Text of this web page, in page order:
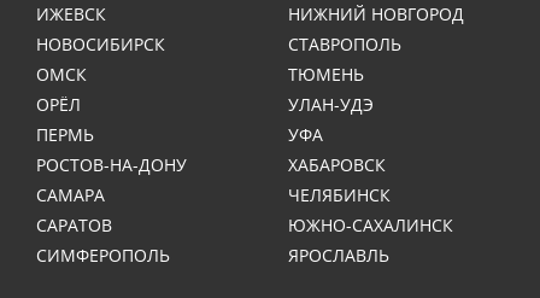
ИЖЕВСК
НИЖНИЙ НОВГОРОД
НОВОСИБИРСК
ОМСК
ОРЁЛ
ПЕРМЬ
РОСТОВ-НА-ДОНУ
САМАРА
САРАТОВ
СИМФЕРОПОЛЬ
СТАВРОПОЛЬ
ТЮМЕНЬ
УЛАН-УДЭ
УФА
ХАБАРОВСК
ЧЕЛЯБИНСК
ЮЖНО-САХАЛИНСК
ЯРОСЛАВЛЬ